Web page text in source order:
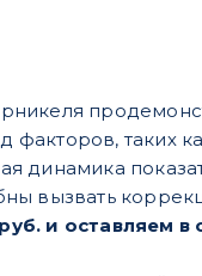
таких
динамика
вызвать
и оставляем